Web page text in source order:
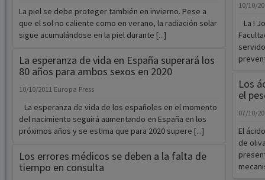
La piel se debe proteger también en invierno. Pese a
que el sol no caliente como en verano, la radiación solar
sigue acumulándose en la piel durante [...]
La esperanza de vida en España superará los
80 años para ambos sexos en 2020
10/10/2011 Europa Press
La esperanza de vida de los españoles en el momento
del nacimiento seguirá aumentando en España en los
próximos años y se estima que para 2020 supere [...]
Los errores médicos se deben a la falta de
tiempo en consulta
10/10/
La I
Los
el
07/10/
El
de